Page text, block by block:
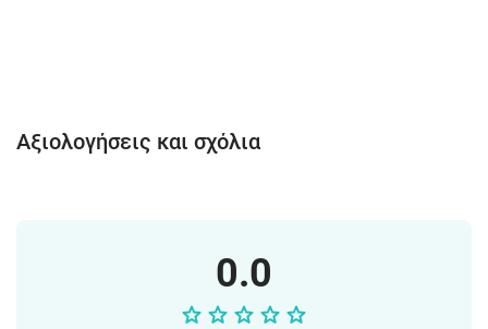
Αξιολογήσεις και σχόλια
0.0